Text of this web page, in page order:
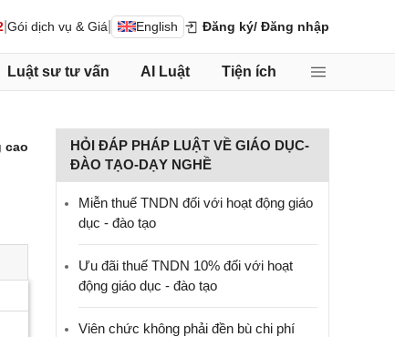
Gói dịch vụ & Giá English Đăng ký/ Đăng nhập
Luật sư tư vấn AI Luật Tiện ích
cao
HỎI ĐÁP PHÁP LUẬT VỀ GIÁO DỤC-
ĐÀO TẠO-DẠY NGHỀ
Miễn thuế TNDN đối với hoạt động giáo
dục - đào tạo
Ưu đãi thuế TNDN 10% đối với hoạt
động giáo dục - đào tạo
Viên chức không phải đền bù chi phí